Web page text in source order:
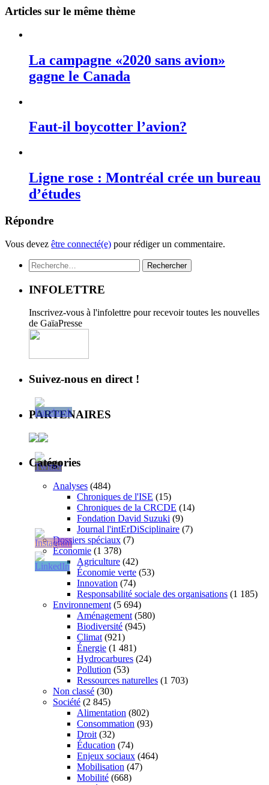
Articles sur le même thème
La campagne «2020 sans avion»
gagne le Canada
Faut-il boycotter l’avion?
Ligne rose : Montréal crée un bureau
d’études
Répondre
Vous devez être connecté(e) pour rédiger un commentaire.
Rechercher :
INFOLETTRE
Inscrivez-vous à l'infolettre pour recevoir toutes les nouvelles
de GaïaPresse
Suivez-nous en direct !
PARTENAIRES
Catégories
Analyses (484)
Chroniques de l'ISE (15)
Chroniques de la CRCDE (14)
Fondation David Suzuki (9)
Journal l'intErDiSciplinaire (7)
Dossiers spéciaux (7)
Économie (1 378)
Agriculture (42)
Économie verte (53)
Innovation (74)
Responsabilité sociale des organisations (1 185)
Environnement (5 694)
Aménagement (580)
Biodiversité (945)
Climat (921)
Énergie (1 481)
Hydrocarbures (24)
Pollution (53)
Ressources naturelles (1 703)
Non classé (30)
Société (2 845)
Alimentation (802)
Consommation (93)
Droit (32)
Éducation (74)
Enjeux sociaux (464)
Mobilisation (47)
Mobilité (668)